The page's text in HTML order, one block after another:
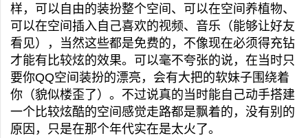
样，可以自由的装扮整个空间、可以在空间养植物、
可以在空间插入自己喜欢的视频、音乐（能够让好友
看见），当然这些都是免费的，不像现在必须得充钻
才能有比较炫的效果。可以毫不夸张的说，在当时只
要你QQ空间装扮的漂亮，会有大把的软妹子围绕着
你（貌似楼歪了）。不过说真的当时能自己动手搭建
一个比较炫酷的空间感觉走路都是飘着的，没有别的
原因，只是在那个年代实在是太火了。